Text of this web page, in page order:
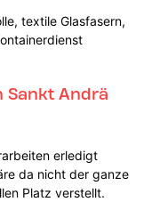
textile Glasfasern,
Sankt Andrä
erledigt
da nicht der ganze
Platz verstellt.